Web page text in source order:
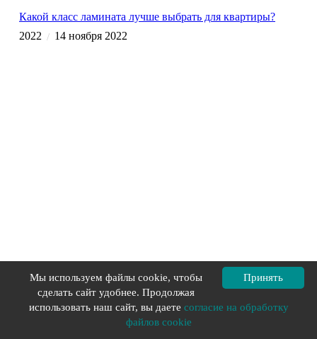
Какой класс ламината лучше выбрать для квартиры?
2022 / 14 ноября 2022
15 июня 2022
Загрузить еще
Принять
Мы используем файлы cookie, чтобы
сделать сайт удобнее. Продолжая
использовать наш сайт, вы даете согласие на обработку
файлов cookie